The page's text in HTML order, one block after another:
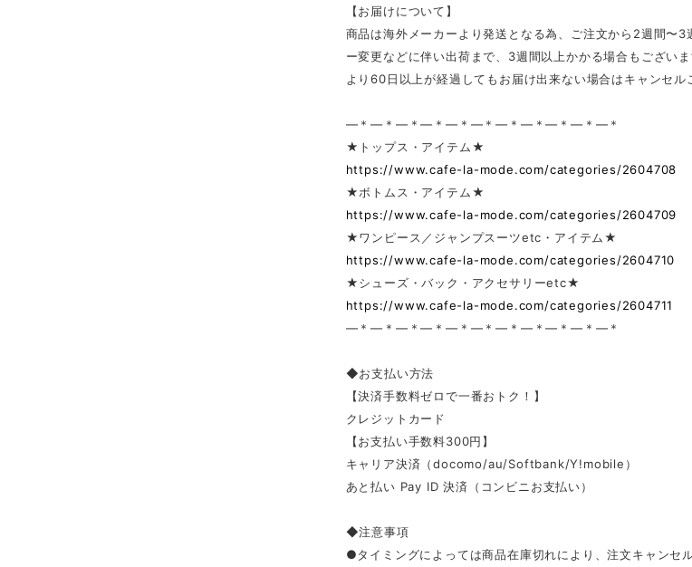
【お届けについて】
商品は海外メーカーより発送となる為、ご注文から2週間〜
ー変更などに伴い出荷まで、3週間以上かかる場合もござい
より60日以上が経過してもお届け出来ない場合はキャンセル
—＊—＊—＊—＊—＊—＊—＊—＊—＊—＊—＊
★トップス・アイテム★
https://www.cafe-la-mode.com/categories/2604708
★ボトムス・アイテム★
https://www.cafe-la-mode.com/categories/2604709
★ワンピース／ジャンプスーツetc・アイテム★
https://www.cafe-la-mode.com/categories/2604710
★シューズ・バック・アクセサリーetc★
https://www.cafe-la-mode.com/categories/2604711
—＊—＊—＊—＊—＊—＊—＊—＊—＊—＊—＊
◆お支払い方法
【決済手数料ゼロで一番おトク！】
クレジットカード
【お支払い手数料300円】
キャリア決済（docomo/au/Softbank/Y!mobile）
あと払い Pay ID 決済（コンビニお支払い）
◆注意事項
●タイミングによっては商品在庫切れにより、注文キャンセ